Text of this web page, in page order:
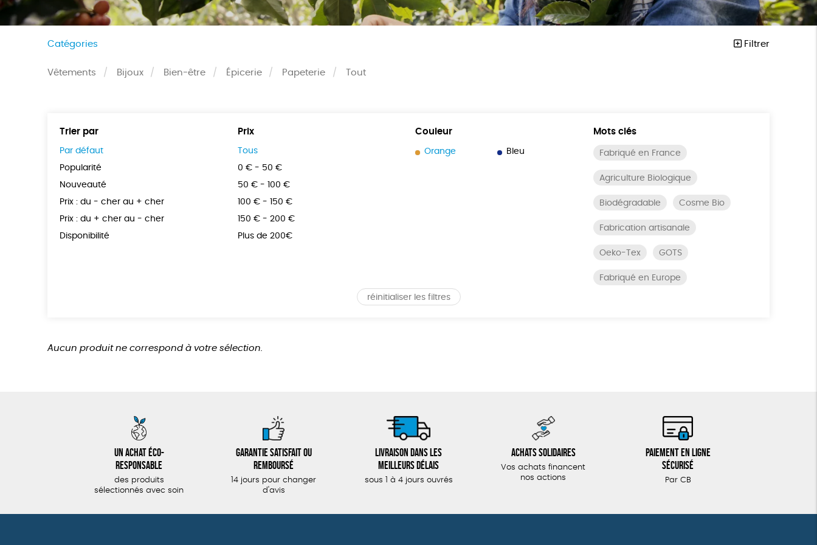
Catégories Filtrer
Vêtements Bijoux Bien-être Épicerie Papeterie Tout
Trier par
Par défaut
Popularité
Nouveauté
Prix : du - cher au + cher
Prix : du + cher au - cher
Disponibilité
Prix
Tous
0 € - 50 €
50 € - 100 €
100 € - 150 €
150 € - 200 €
Plus de 200€
Couleur
Orange Bleu
Mots clés
Fabriqué en France
Agriculture Biologique
Biodégradable Cosme Bio
Fabrication artisanale
Oeko-Tex GOTS
Fabriqué en Europe
réinitialiser les filtres
Aucun produit ne correspond à votre sélection.
Un achat éco-
responsable
des produits
sélectionnés avec soin
Garantie satisfait ou
remboursé
14 jours pour changer
d'avis
Livraison dans les
meilleurs délais
sous 1 à 4 jours ouvrés
Achats solidaires
Vos achats financent
nos actions
Paiement en ligne
sécurisé
Par CB